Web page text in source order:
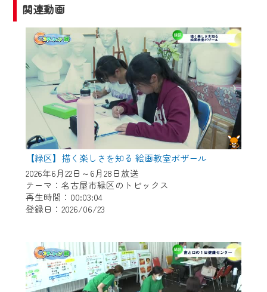
関連動画
【緑区】描く楽しさを知る 絵画教室ボザール
2026年6月22日～6月28日放送
テーマ：名古屋市緑区のトピックス
再生時間：00:03:04
登録日：2026/06/23
2024年9月24日からはご加入者様へのサー
ビス向上のため、
『CCNet Web TV』を利用いただくには、
一部コンテンツを除き、
CCNetサービスへの加入と『CCNetマイ
ページ※』へのログインが必要となりま
す。
何卒、ご理解ご了承の程よろしくお願い
いたします。
※マイページへのログインには、MyIDが必
要となります。
※MyIDとは、CCNet Web TVを含むCCNetの
各種サービスをご利用頂くためのIDです。
で設定できます。
（GmailやYahooなどのフリーメールアドレ
スでも作成可能です）